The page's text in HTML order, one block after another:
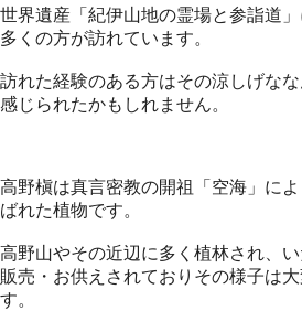
世界遺産「紀伊山地の霊場と参詣道
多くの方が訪れています。
訪れた経験のある方はその涼しげな
感じられたかもしれません。
高野槇は真言密教の開祖「空海」に
ばれた植物です。
高野山やその近辺に多く植林され、
販売・お供えされておりその様子は
す。